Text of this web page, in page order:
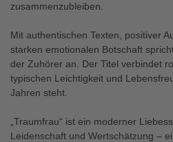
zusammenzubleiben.
Mit authentischen Texten, positiver
starken emotionalen Botschaft
der Zuhörer an. Der Titel verbindet
typischen Leichtigkeit und
Jahren steht.
„Traumfrau“ ist ein moderner
Leidenschaft und Wertschätzung –